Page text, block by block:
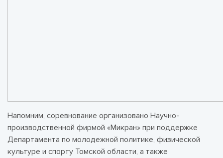
Напомним, соревнование организовано Научно-
производственной фирмой «Микран» при поддержке
Департамента по молодежной политике, физической
культуре и спорту Томской области, а также